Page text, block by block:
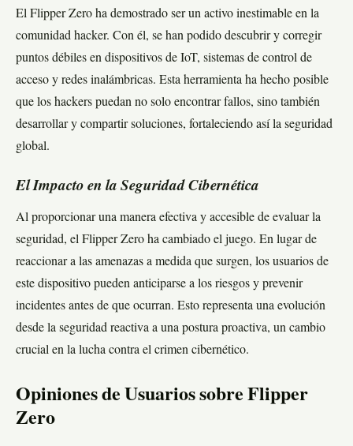
El Flipper Zero ha demostrado ser un activo inestimable en la
comunidad hacker. Con él, se han podido descubrir y corregir
puntos débiles en dispositivos de IoT, sistemas de control de
acceso y redes inalámbricas. Esta herramienta ha hecho posible
que los hackers puedan no solo encontrar fallos, sino también
desarrollar y compartir soluciones, fortaleciendo así la seguridad
global.
El Impacto en la Seguridad Cibernética
Al proporcionar una manera efectiva y accesible de evaluar la
seguridad, el Flipper Zero ha cambiado el juego. En lugar de
reaccionar a las amenazas a medida que surgen, los usuarios de
este dispositivo pueden anticiparse a los riesgos y prevenir
incidentes antes de que ocurran. Esto representa una evolución
desde la seguridad reactiva a una postura proactiva, un cambio
crucial en la lucha contra el crimen cibernético.
Opiniones de Usuarios sobre Flipper
Zero